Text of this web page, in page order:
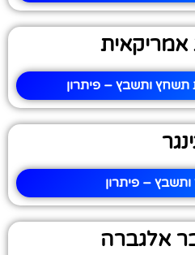
ותשבץ – פיתרון
– פיתרון
אלגברה